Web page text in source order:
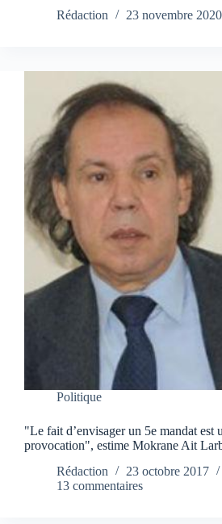
Rédaction
23 novembre 2020
Politique
"Le fait d’envisager un 5e mandat est
provocation", estime Mokrane Ait
Rédaction
23 octobre 2017
13 commentaires